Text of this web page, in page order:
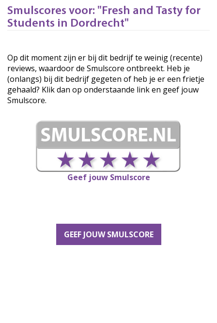
Smulscores voor: "Fresh and Tasty for
Students in Dordrecht"
Op dit moment zijn er bij dit bedrijf te weinig (recente)
reviews, waardoor de Smulscore ontbreekt. Heb je
(onlangs) bij dit bedrijf gegeten of heb je er een frietje
gehaald? Klik dan op onderstaande link en geef jouw
Smulscore.
Geef jouw Smulscore
GEEF JOUW SMULSCORE